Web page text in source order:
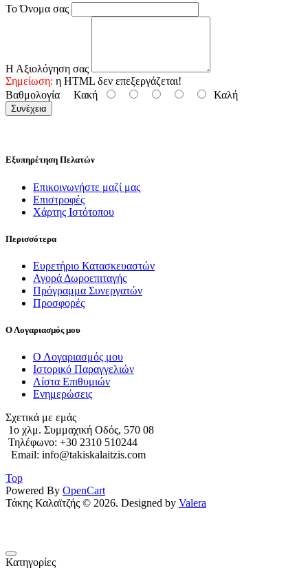
Το Όνομα σας
Η Αξιολόγηση σας
Σημείωση: η HTML δεν επεξεργάζεται!
Βαθμολογία Κακή Καλή
Συνέχεια
Εξυπηρέτηση Πελατών
Επικοινωνήστε μαζί μας
Επιστροφές
Χάρτης Ιστότοπου
Περισσότερα
Ευρετήριο Κατασκευαστών
Αγορά Δωροεπιταγής
Πρόγραμμα Συνεργατών
Προσφορές
Ο Λογαριασμός μου
Ο Λογαριασμός μου
Ιστορικό Παραγγελιών
Λίστα Επιθυμιών
Ενημερώσεις
Σχετικά με εμάς
1o χλμ. Συμμαχική Οδός, 570 08
Τηλέφωνο: +30 2310 510244
Email: info@takiskalaitzis.com
Top
Powered By OpenCart
Τάκης Καλαϊτζής © 2026. Designed by Valera
Κατηγορίες